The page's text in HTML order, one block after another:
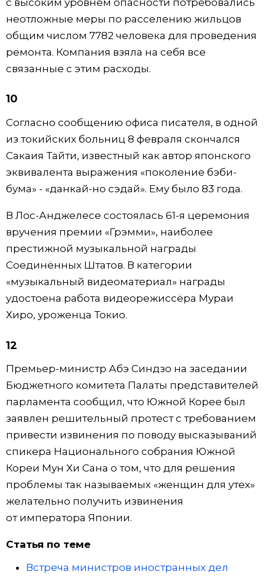
неотложные меры по расселению жильцов
общим числом 7782 человека для проведения
ремонта. Компания взяла на себя все
связанные с этим расходы.
10
Согласно сообщению офиса писателя, в одной
из токийских больниц 8 февраля скончался
Сакаия Тайти, известный как автор японского
эквивалента выражения «поколение бэби-
бума» - «данкай-но сэдай». Ему было 83 года.
В Лос-Анджелесе состоялась 61-я церемония
вручения премии «Грэмми», наиболее
престижной музыкальной награды
Соединённых Штатов. В категории
«музыкальный видеоматериал» награды
удостоена работа видеорежиссёра Мураи
Хиро, уроженца Токио.
12
Премьер-министр Абэ Синдзо на заседании
Бюджетного комитета Палаты представителей
парламента сообщил, что Южной Корее был
заявлен решительный протест с требованием
привести извинения по поводу высказываний
спикера Национального собрания Южной
Кореи Мун Хи Сана о том, что для решения
проблемы так называемых «женщин для утех»
желательно получить извинения
от императора Японии.
Статья по теме
Встреча министров иностранных дел